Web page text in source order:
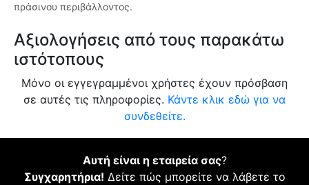
πράσινου περιβάλλοντος.
Αξιολογήσεις από τους παρακάτω
ιστότοπους
Μόνο οι εγγεγραμμένοι χρήστες έχουν πρόσβαση
σε αυτές τις πληροφορίες. Κάντε κλικ εδώ για να
συνδεθείτε.
Αυτή είναι η εταιρεία σας?
Συγχαρητήρια! Δείτε πώς μπορείτε να λάβετε το